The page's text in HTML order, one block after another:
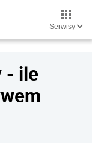
Serwisy
- ile